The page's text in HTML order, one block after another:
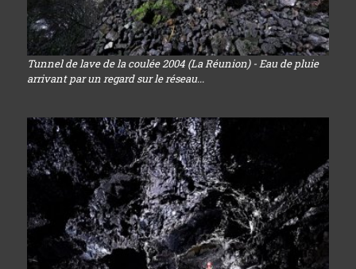
Tunnel de lave de la coulée 2004 (La Réunion) - Eau de pluie
arrivant par un regard sur le réseau...